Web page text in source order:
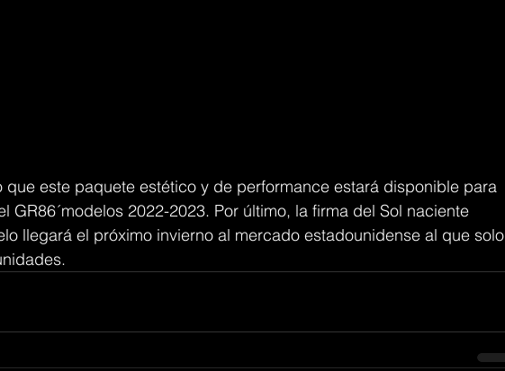
que este paquete estético y de performance estará disponible para
GR86´modelos 2022-2023. Por último, la firma del Sol naciente
llegará el próximo invierno al mercado estadounidense al que solo